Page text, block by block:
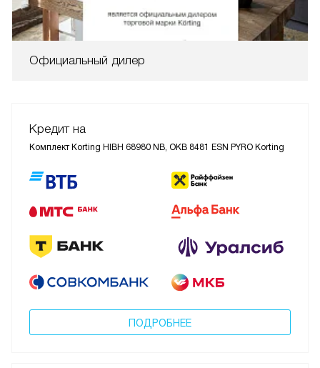
Официальный дилер
Кредит на
Комплект Korting HIBH 68980 NB, OKB 8481 ESN PYRO Korting
ПОДРОБНЕЕ